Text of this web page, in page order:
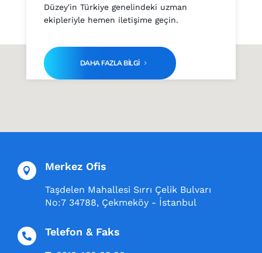
Düzey'in Türkiye genelindeki uzman
ekipleriyle hemen iletişime geçin.
DAHA FAZLA BİLGİ
 Merkez Ofis
Taşdelen Mahallesi Sırrı Çelik Bulvarı
No:7 34788, Çekmeköy - İstanbul
 Telefon & Faks